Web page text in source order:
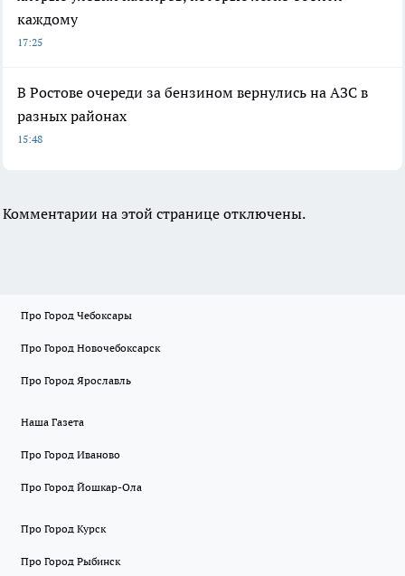
каждому
17:25
В Ростове очереди за бензином вернулись на АЗС в
разных районах
15:48
Комментарии на этой странице отключены.
Про Город Чебоксары
Про Город Новочебоксарск
Про Город Ярославль
Наша Газета
Про Город Иваново
Про Город Йошкар-Ола
Про Город Курск
Про Город Рыбинск